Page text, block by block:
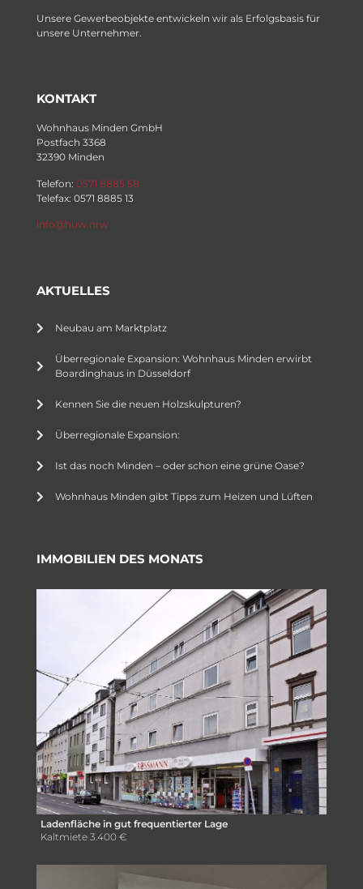
Unsere Gewerbeobjekte entwickeln wir als Erfolgsbasis für
unsere Unternehmer.
KONTAKT
Wohnhaus Minden GmbH
Postfach 3368
32390 Minden
Telefon: 0571 8885 58
Telefax: 0571 8885 13
info@huw.nrw
AKTUELLES
Neubau am Marktplatz
Überregionale Expansion: Wohnhaus Minden erwirbt
Boardinghaus in Düsseldorf
Kennen Sie die neuen Holzskulpturen?
Überregionale Expansion:
Ist das noch Minden – oder schon eine grüne Oase?
Wohnhaus Minden gibt Tipps zum Heizen und Lüften
IMMOBILIEN DES MONATS
Ladenfläche in gut frequentierter Lage
Kaltmiete 3.400 €